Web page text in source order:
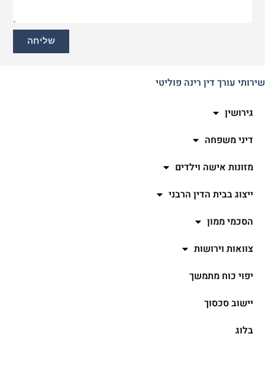
שליחה
שירותי עורך דין רינה פוליטי
גירושין
דיני משפחה
מזונות אישה וילדים
ייצוג בבית הדין הרבני​
הסכמי ממון
צוואות וירושות
יפוי כוח מתמשך
יישוב סכסוך
בלוג